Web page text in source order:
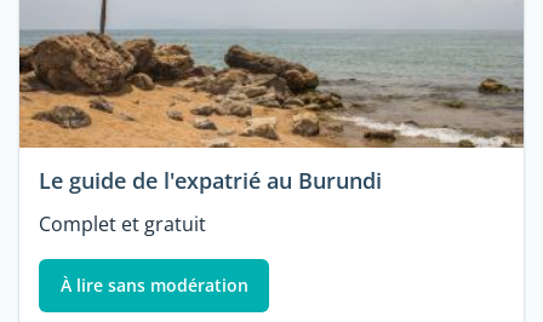
Le guide de l'expatrié au Burundi
Complet et gratuit
À lire sans modération